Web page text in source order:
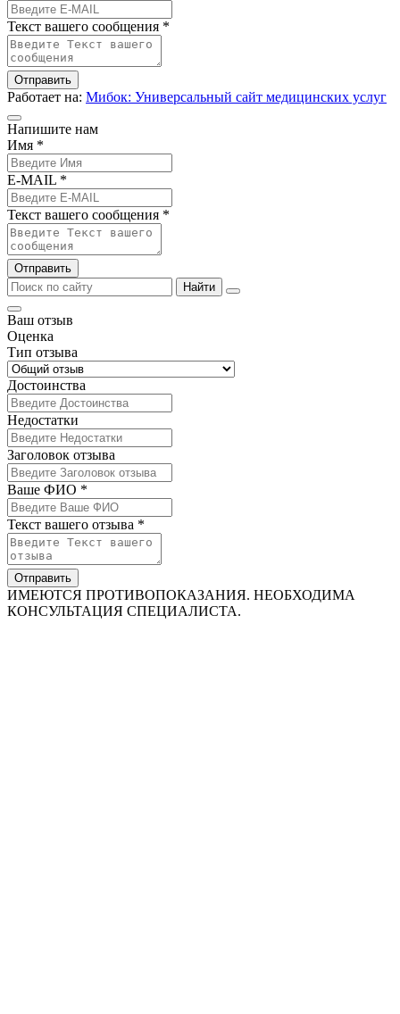
Текст вашего сообщения *
Отправить
Работает на: Мибок: Универсальный сайт медицинских услуг
Напишите нам
Имя *
E-MAIL *
Текст вашего сообщения *
Отправить
Найти
Ваш отзыв
Оценка
Тип отзыва
Достоинства
Недостатки
Заголовок отзыва
Ваше ФИО *
Текст вашего отзыва *
Отправить
ИМЕЮТСЯ ПРОТИВОПОКАЗАНИЯ. НЕОБХОДИМА
КОНСУЛЬТАЦИЯ СПЕЦИАЛИСТА.